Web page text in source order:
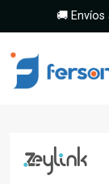
🚚 Envíos